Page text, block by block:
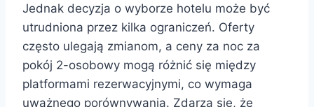
Jednak decyzja o wyborze hotelu może być
utrudniona przez kilka ograniczeń. Oferty
często ulegają zmianom, a ceny za noc za
pokój 2-osobowy mogą różnić się między
platformami rezerwacyjnymi, co wymaga
uważnego porównywania. Zdarza się, że